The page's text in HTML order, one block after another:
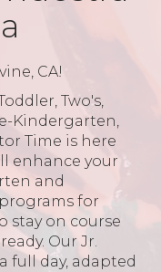
CA!
Two's,
Kindergarten,
Time is here
enhance your
and
for
stay on course
Our Jr.
full day, adapted